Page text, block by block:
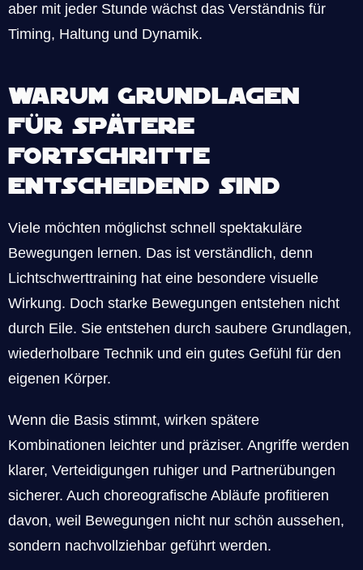
aber mit jeder Stunde wächst das Verständnis für
Timing, Haltung und Dynamik.
Warum Grundlagen
für spätere
Fortschritte
entscheidend sind
Viele möchten möglichst schnell spektakuläre
Bewegungen lernen. Das ist verständlich, denn
Lichtschwerttraining hat eine besondere visuelle
Wirkung. Doch starke Bewegungen entstehen nicht
durch Eile. Sie entstehen durch saubere Grundlagen,
wiederholbare Technik und ein gutes Gefühl für den
eigenen Körper.
Wenn die Basis stimmt, wirken spätere
Kombinationen leichter und präziser. Angriffe werden
klarer, Verteidigungen ruhiger und Partnerübungen
sicherer. Auch choreografische Abläufe profitieren
davon, weil Bewegungen nicht nur schön aussehen,
sondern nachvollziehbar geführt werden.